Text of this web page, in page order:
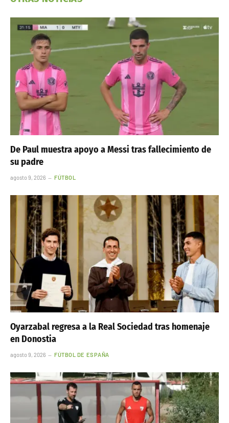
De Paul muestra apoyo a Messi tras fallecimiento de
su padre
agosto 9, 2026 FÚTBOL
Oyarzabal regresa a la Real Sociedad tras homenaje
en Donostia
agosto 9, 2026 FÚTBOL DE ESPAÑA